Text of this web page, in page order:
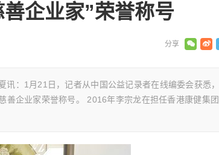
企业家”荣誉称号
讯：1月21日，记者从中国公益记录者在线编委会获悉
善企业家荣誉称号。 2016年李宗龙在担任香港康健集